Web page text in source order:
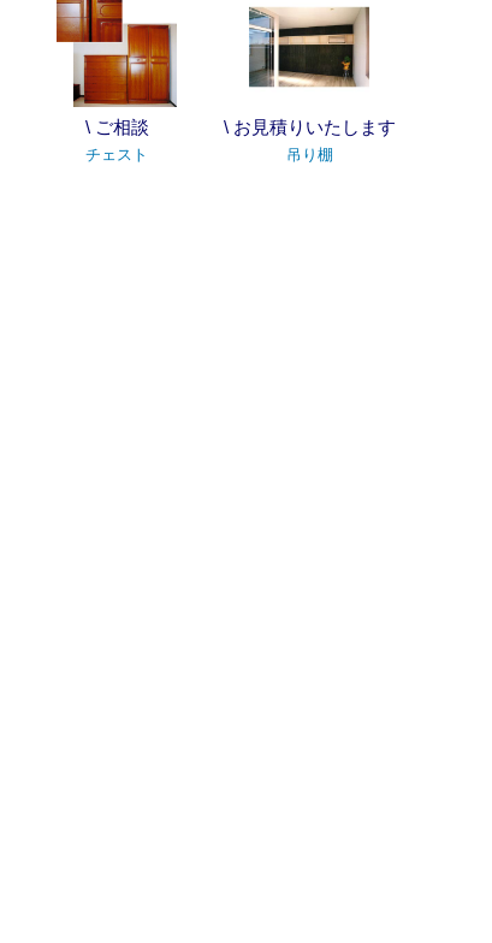
\ ご相談
チェスト
\ お見積りいたします
吊り棚